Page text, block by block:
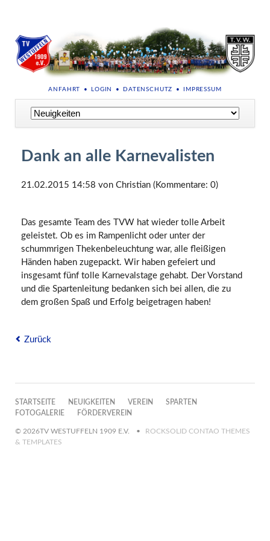
NAVIGATION
ANFAHRT LOGIN DATENSCHUTZ IMPRESSUM
Navigation
überspringen
Dank an alle Karnevalisten
21.02.2015 14:58 von Christian (Kommentare: 0)
Das gesamte Team des TVW hat wieder tolle Arbeit
geleistet. Ob es im Rampenlicht oder unter der
schummrigen Thekenbeleuchtung war, alle fleißigen
Händen haben zugepackt. Wir haben gefeiert und
insgesamt fünf tolle Karnevalstage gehabt. Der Vorstand
und die Spartenleitung bedanken sich bei allen, die zu
dem großen Spaß und Erfolg beigetragen haben!
Zurück
NAVIGATION
ÜBERSPRINGEN
STARTSEITE NEUIGKEITEN VEREIN
SPARTEN
FOTOGALERIE
FÖRDERVEREIN
© 2026TV WESTUFFELN 1909 E.V.
ROCKSOLID CONTAO THEMES
& TEMPLATES